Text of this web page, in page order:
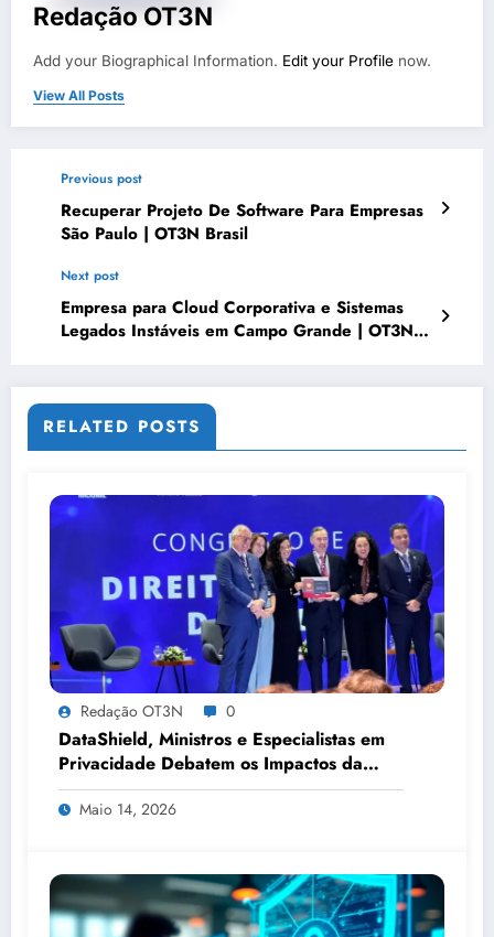
Redação OT3N
Add your Biographical Information. Edit your Profile now.
View All Posts
Previous post
Recuperar Projeto De Software Para Empresas
São Paulo | OT3N Brasil
Next post
Empresa para Cloud Corporativa e Sistemas
Legados Instáveis em Campo Grande | OT3N
RELATED POSTS
Redação OT3N 0
DataShield, Ministros e Especialistas em
Privacidade Debatem os Impactos da
Tecnologia, IA e Proteção de Dados no
Congresso de Direito Digital da OAB
Maio 14, 2026